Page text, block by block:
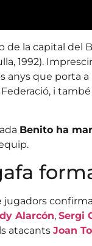
de la capital del
1992).
anys que porta
i també
Benito ha
jugadors
Alarcón, Sergi
atacants Joan